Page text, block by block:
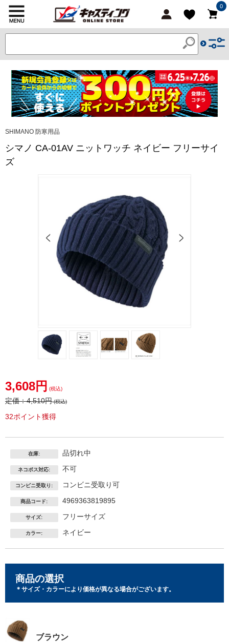
0
SHIMANO 防寒用品
シマノ CA-01AV ニットワッチ ネイビー フリーサイ
ズ
3,608円 (税込)
定価：4,510円(税込)
32ポイント獲得
在庫: 品切れ中
ネコポス対応: 不可
コンビニ受取り: コンビニ受取り可
商品コード: 4969363819895
サイズ: フリーサイズ
カラー: ネイビー
商品の選択
＊サイズ・カラーにより価格が異なる場合がございます。
ブラウン